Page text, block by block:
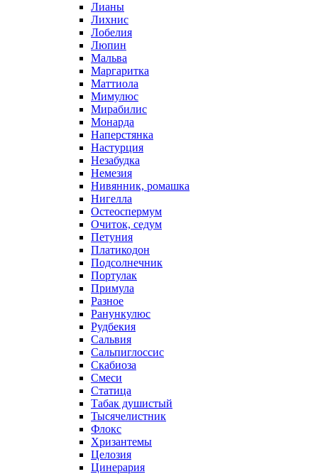
Лианы
Лихнис
Лобелия
Люпин
Мальва
Маргаритка
Маттиола
Мимулюс
Мирабилис
Монарда
Наперстянка
Настурция
Незабудка
Немезия
Нивянник, ромашка
Нигелла
Остеоспермум
Очиток, седум
Петуния
Платикодон
Подсолнечник
Портулак
Примула
Разное
Ранункулюс
Рудбекия
Сальвия
Сальпиглоссис
Скабиоза
Смеси
Статица
Табак душистый
Тысячелистник
Флокс
Хризантемы
Целозия
Цинерария